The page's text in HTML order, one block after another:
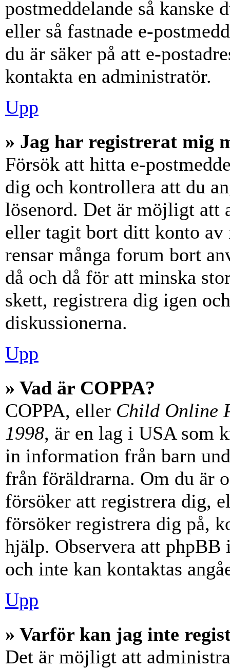
postmeddelande så kanske
eller så fastnade e-
du är säker på att e-
kontakta en administratör.
Upp
» Jag har registrerat mig
Försök att hitta e-
dig och kontrollera att du
lösenord. Det är möjligt att
eller tagit bort ditt konto av
rensar många forum bort
då och då för att minska
skett, registrera dig igen
diskussionerna.
Upp
» Vad är COPPA?
COPPA, eller Child Online
1998, är en lag i USA som
in information från barn
från föräldrarna. Om du är
försöker att registrera dig,
försöker registrera dig på,
hjälp. Observera att
och inte kan kontaktas
Upp
» Varför kan jag inte
Det är möjligt att